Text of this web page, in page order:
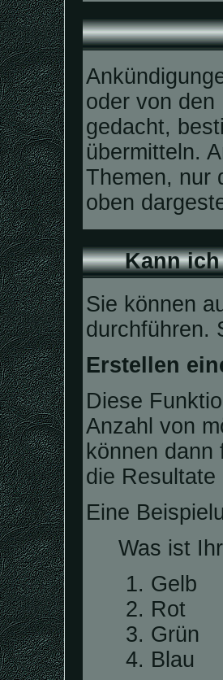
oder von
gedacht,
übermitteln.
Themen, nur
oben
Kann
Sie können
durchführen.
Erstellen
Diese
Anzahl von
können
die Resultate
Eine
Was ist
Gelb
Rot
Grün
Blau